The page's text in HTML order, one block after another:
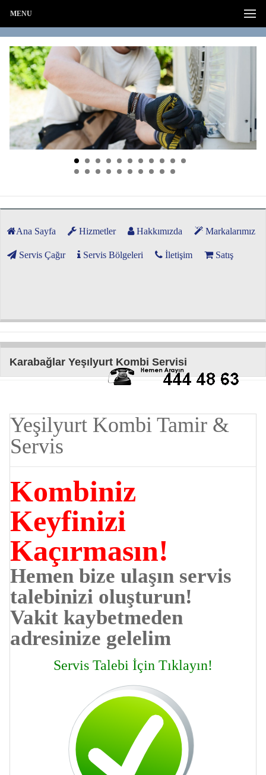
MENU
Ana Sayfa Hizmetler Hakkımızda Markalarımız
Servis Çağır Servis Bölgeleri İletişim Satış
Karabağlar Yeşılyurt Kombi Servisi
Yeşilyurt Kombi Tamir &
Servis
Kombiniz
Keyfinizi
Kaçırmasın!
Hemen bize ulaşın servis
talebinizi oluşturun!
Vakit kaybetmeden
adresinize gelelim
Servis Talebi İçin Tıklayın!